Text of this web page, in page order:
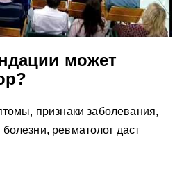
может
признаки заболевания,
ревматолог даст